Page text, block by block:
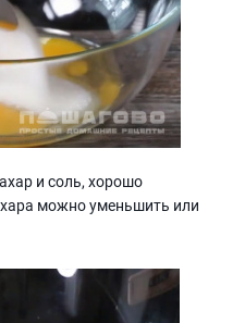
и соль, хорошо
можно уменьшить или